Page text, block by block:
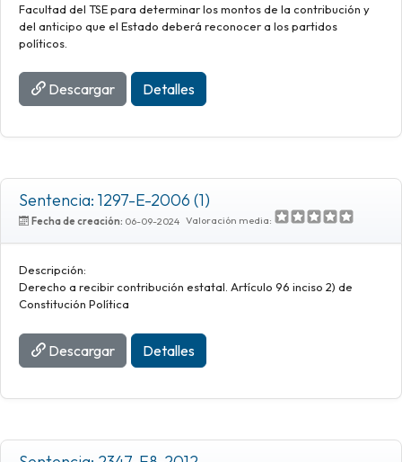
Facultad del TSE para determinar los montos de la contribución y
del anticipo que el Estado deberá reconocer a los partidos
políticos.
Descargar Detalles
Sentencia: 1297-E-2006 (1)
Fecha de creación: 06-09-2024 Valoración media:
Descripción:
Derecho a recibir contribución estatal. Artículo 96 inciso 2) de
Constitución Política
Descargar Detalles